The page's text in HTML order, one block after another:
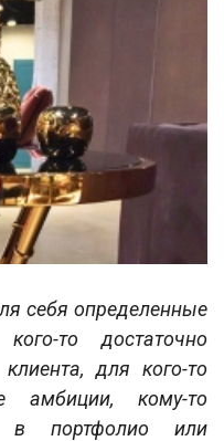
себя определенные
то достаточно
для кого-то
амбиции, кому-то
в портфолио или